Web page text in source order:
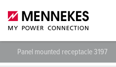
Panel mounted receptacle 3197